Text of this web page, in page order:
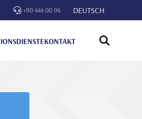
+90 444 00 96 DEUTSCH
KONTAKT